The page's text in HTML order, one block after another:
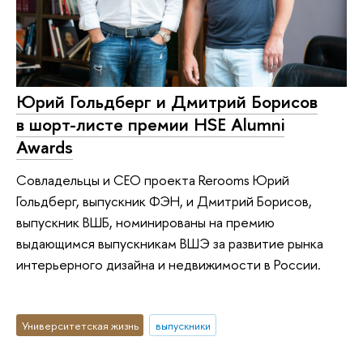
Юрий Гольдберг и Дмитрий Борисов
в шорт-листе премии HSE Alumni
Awards
Совладельцы и CEO проекта Rerooms Юрий
Гольдберг, выпускник ФЭН, и Дмитрий Борисов,
выпускник ВШБ, номинированы на премию
выдающимся выпускникам ВШЭ за развитие рынка
интерьерного дизайна и недвижимости в России.
Университетская жизнь
выпускники